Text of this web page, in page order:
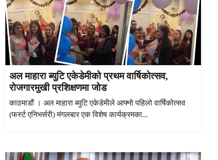
अल माहारा ब्युटि एकेडेमीको प्रथम वार्षिकोत्सव,
रोजगारमुखी प्रशिक्षणमा जोड
काठमाडौं । अल माहारा ब्युटि एकेडेमीले आफ्नो पहिलो वार्षिकोत्सव
(फर्स्ट एनिभर्सरी) मंगलबार एक विशेष कार्यक्रमका...